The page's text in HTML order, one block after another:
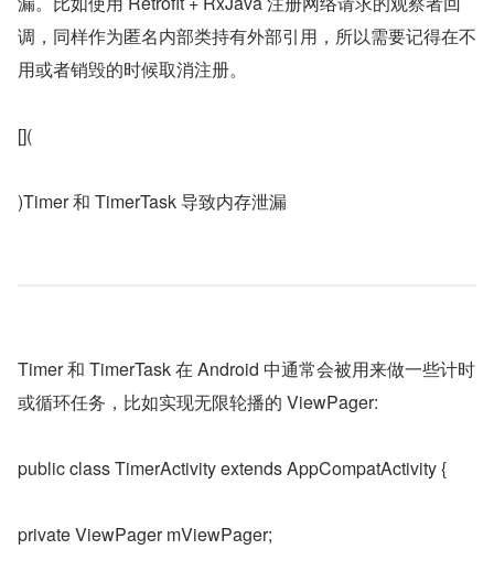
调，同样作为匿名内部类持有外部引用，所以需要记得在不
用或者销毁的时候取消注册。
[](
)Timer 和 TimerTask 导致内存泄漏
Timer 和 TimerTask 在 Android 中通常会被用来做一些计时
或循环任务，比如实现无限轮播的 ViewPager:
public class TimerActivity extends AppCompatActivity {
private ViewPager mViewPager;